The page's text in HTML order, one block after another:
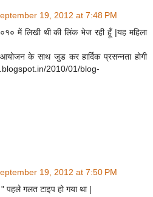
19, 2012 at 7:48 PM
में लिखी थी की लिंक भेज रही हूँ |यह महिला
के साथ जुड कर हार्दिक प्रसन्नता होगी
2010/01/blog-
19, 2012 at 7:50 PM
पहले गलत टाइप हो गया था |